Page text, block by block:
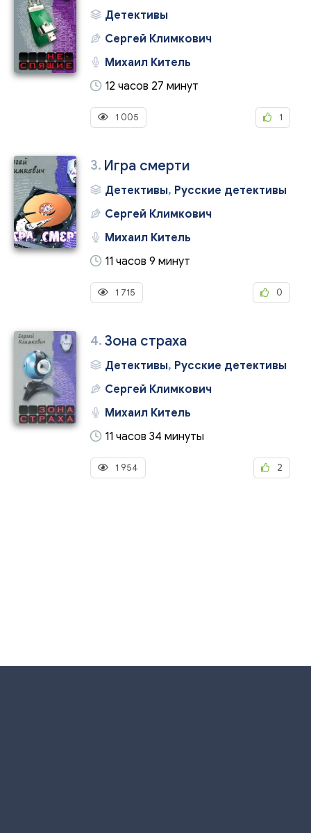
Детективы
Сергей Климкович
Михаил Китель
12 часов 27 минут
1 005 1
3. Игра смерти
Детективы, Русские детективы
Сергей Климкович
Михаил Китель
11 часов 9 минут
1 715 0
4. Зона страха
Детективы, Русские детективы
Сергей Климкович
Михаил Китель
11 часов 34 минуты
1 954 2